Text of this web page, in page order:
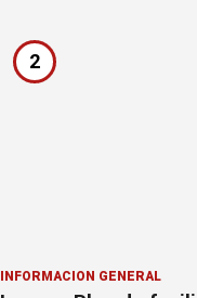
2
INFORMACION GENERAL